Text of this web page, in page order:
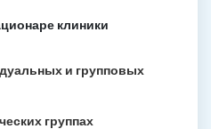
клиники
и групповых
группах